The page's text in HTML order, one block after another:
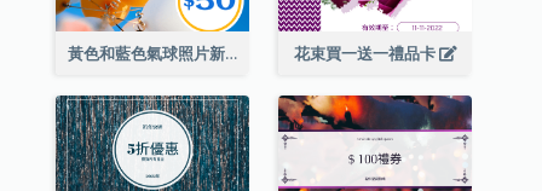
黃色和藍色氣球照片新年禮品卡 花束買一送一禮品卡